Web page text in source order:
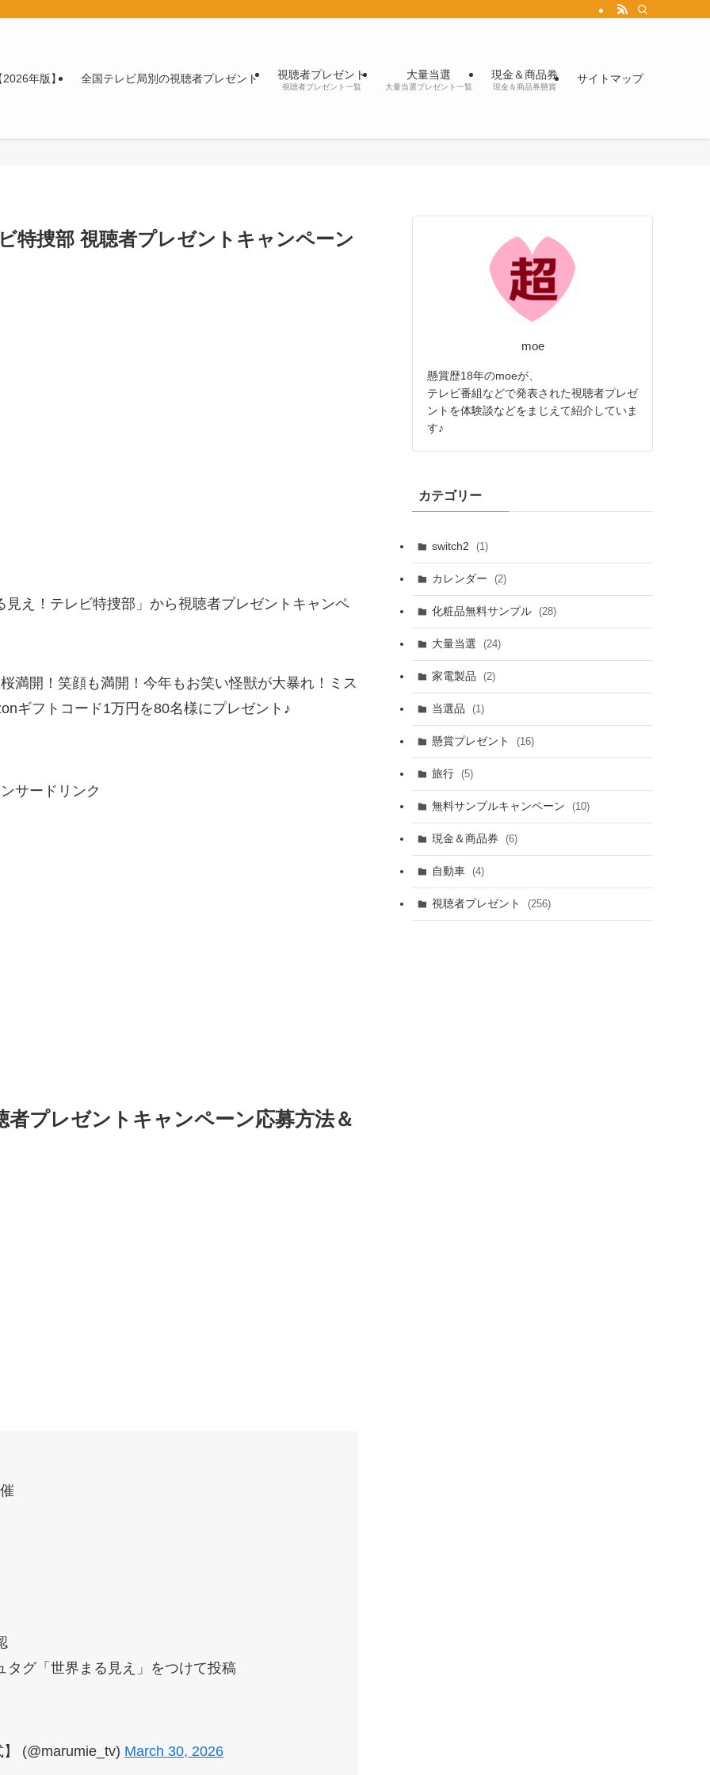
2026年版】 全国テレビ局別の視聴者プレゼント 視聴者プレゼント
視聴者プレゼント一覧
大量当選
大量当選プレゼント一覧
現金＆商品券
現金＆商品券懸賞
サイトマップ
特捜部 視聴者プレゼントキャンペーン
え！テレビ特捜部」から視聴者プレゼントキャンペ
満開！笑顔も満開！今年もお笑い怪獣が大暴れ！ミス
ギフトコード1万円を80名様にプレゼント♪
サードリンク
プレゼントキャンペーン応募方法＆
グ「世界まる見え」をつけて投稿
(@marumie_tv) March 30, 2026
moe
懸賞歴18年のmoeが、
テレビ番組などで発表された視聴者プレゼ
ントを体験談などをまじえて紹介していま
す♪
カテゴリー
switch2 (1)
カレンダー (2)
化粧品無料サンプル (28)
大量当選 (24)
家電製品 (2)
当選品 (1)
懸賞プレゼント (16)
旅行 (5)
無料サンプルキャンペーン (10)
現金＆商品券 (6)
自動車 (4)
視聴者プレゼント (256)